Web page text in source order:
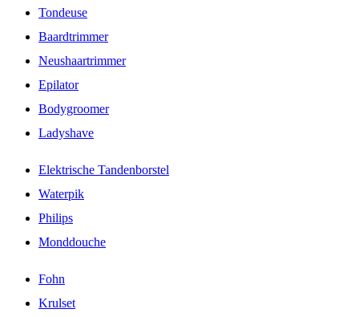
Tondeuse
Baardtrimmer
Neushaartrimmer
Epilator
Bodygroomer
Ladyshave
Elektrische Tandenborstel
Waterpik
Philips
Monddouche
Fohn
Krulset